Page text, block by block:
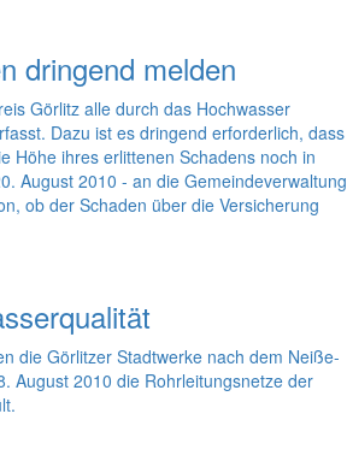
dringend melden
Görlitz alle durch das Hochwasser
Dazu ist es dringend erforderlich, dass
Höhe ihres erlittenen Schadens noch in
August 2010 - an die Gemeindeverwaltung
ob der Schaden über die Versicherung
die Görlitzer Stadtwerke nach dem Neiße-
August 2010 die Rohrleitungsnetze der